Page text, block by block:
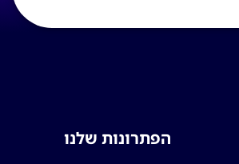
הפתרונות שלנו